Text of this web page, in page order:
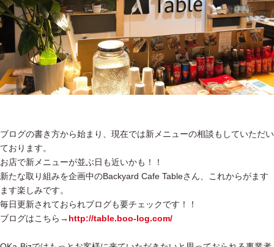
ブログの書き方から始まり、現在では新メニューの相談もしていただい
ております。
お店で新メニューが並ぶ日も近いかも！！
新たな取り組みを企画中のBackyard Cafe Tableさん、これからがます
ます楽しみです。
毎日更新されておられブログも要チェックです！！
ブログはこちら→ http://table.boo-log.com/